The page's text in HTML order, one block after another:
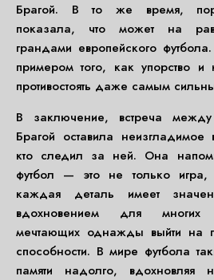
Брагой. В то же время,
показала, что может на
грандами европейского
примером того, как упорство
противостоять даже самым
В заключение, встреча
Брагой оставила неизгладимое
кто следил за ней. Она
футбол — это не только игра,
каждая деталь имеет
вдохновением для многих
мечтающих однажды выйти на
способности. В мире футбола
памяти надолго, вдохновляя